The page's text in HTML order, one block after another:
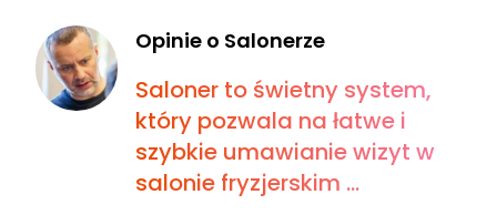
Opinie o Salonerze
Saloner to świetny system,
który pozwala na łatwe i
szybkie umawianie wizyt w
salonie fryzjerskim ...